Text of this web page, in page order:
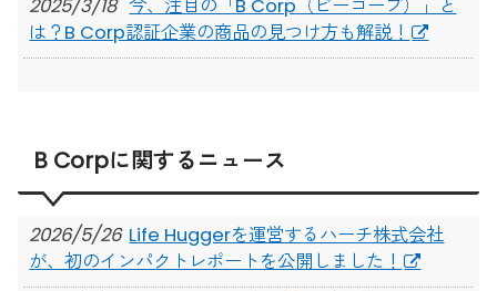
2025/3/18 今、注目の「B Corp（ビーコープ）」と
は？B Corp認証企業の商品の見つけ方も解説！
B Corpに関するニュース
2026/5/26 Life Huggerを運営するハーチ株式会社
が、初のインパクトレポートを公開しました！